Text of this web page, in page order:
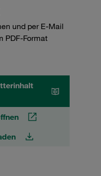
und per E-Mail
PDF-Format